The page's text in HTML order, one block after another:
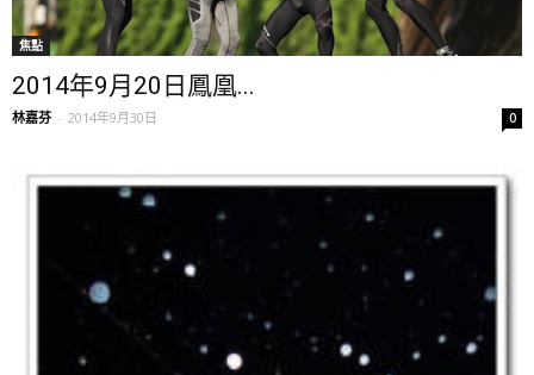
焦點
2014年9月20日鳳凰...
林嘉芬 - 2014年9月30日 0